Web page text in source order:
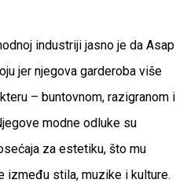
industriji jasno je da Asap
jer njegova garderoba više
– buntovnom, razigranom i
modne odluke su
za estetiku, što mu
između stila, muzike i kulture.